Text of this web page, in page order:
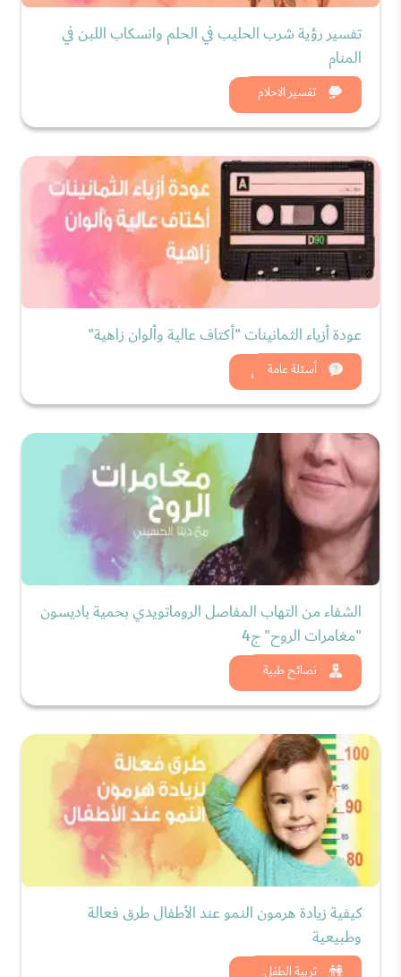
تفسير الاحلام
تفسير رؤية شرب الحليب في الحلم وانسكاب اللبن في
المنام
شاهد الان
أسئلة عامة
عودة أزياء الثمانينات "أكتاف عالية وألوان زاهية"
شاهد الان
نصائح طبية
الشفاء من التهاب المفاصل الروماتويدي بحمية باديسون
"مغامرات الروح" ج4
شاهد الان
تربية الطفل
كيفية زيادة هرمون النمو عند الأطفال طرق فعالة
وطبيعية